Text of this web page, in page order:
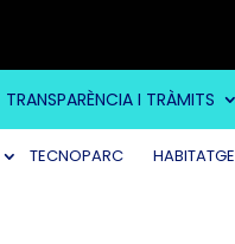
TRANSPARÈNCIA I TRÀMITS
TECNOPARC HABITATGE